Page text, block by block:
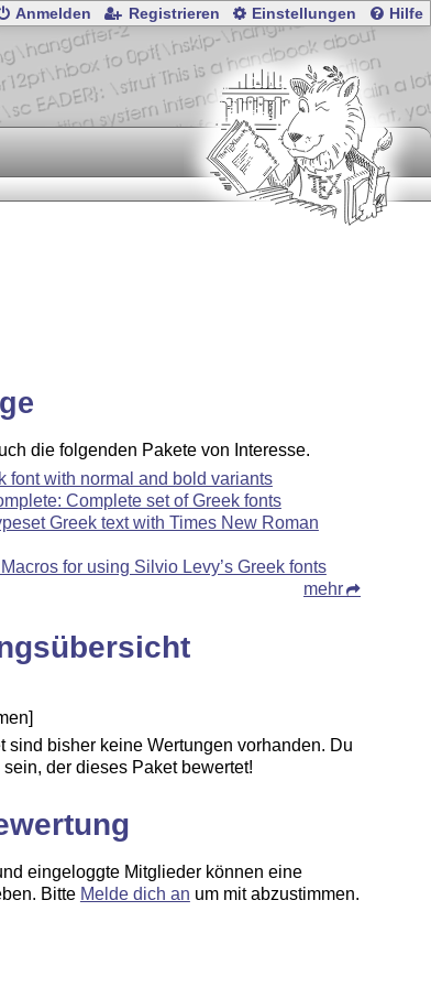
Anmelden Registrieren Einstellungen Hilfe
die folgenden Pakete von Interesse.
font with normal and bold variants
Complete set of Greek fonts
Greek text with Times New Roman
for using Silvio Levy’s Greek fonts
mehr
sind bisher keine Wertungen vorhanden. Du
sein, der dieses Paket bewertet!
eingeloggte Mitglieder können eine
Bitte Melde dich an um mit abzustimmen.